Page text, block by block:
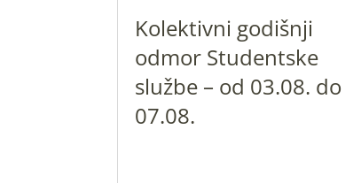
Kolektivni godišnji
odmor Studentske
službe – od 03.08. do
07.08.